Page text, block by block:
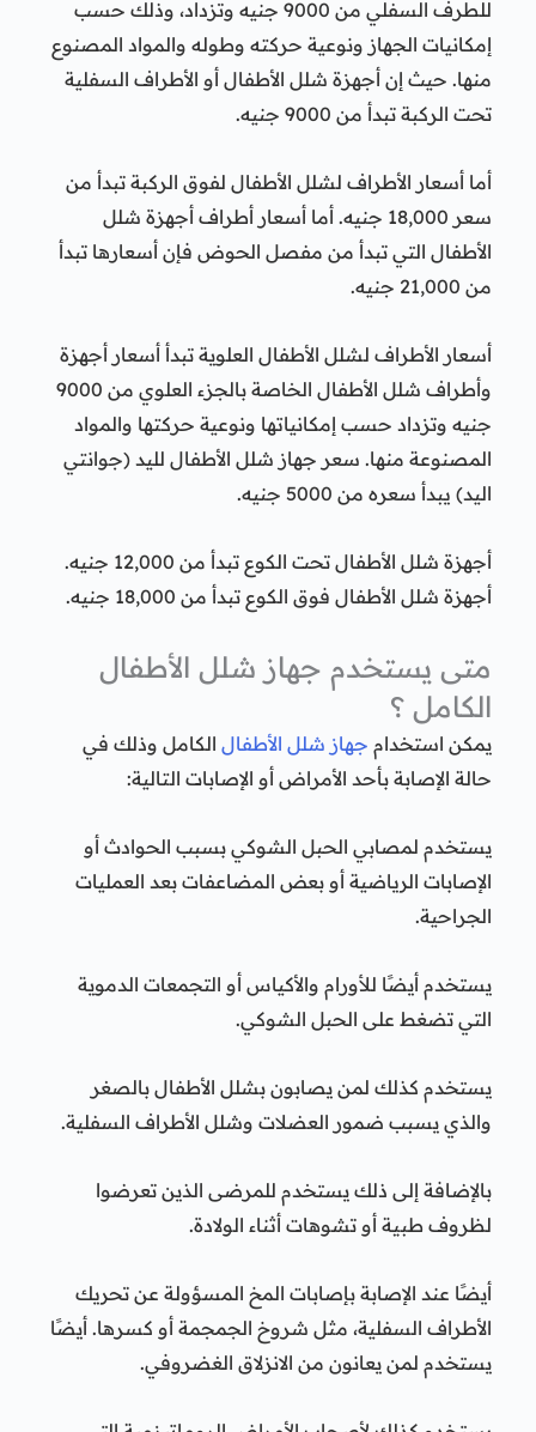
للطرف السفلي من 9000 جنيه وتزداد، وذلك حسب
إمكانيات الجهاز ونوعية حركته وطوله والمواد المصنوع
منها. حيث إن أجهزة شلل الأطفال أو الأطراف السفلية
تحت الركبة تبدأ من 9000 جنيه.
أما أسعار الأطراف لشلل الأطفال لفوق الركبة تبدأ من
سعر 18,000 جنيه. أما أسعار أطراف أجهزة شلل
الأطفال التي تبدأ من مفصل الحوض فإن أسعارها تبدأ
من 21,000 جنيه.
أسعار الأطراف لشلل الأطفال العلوية تبدأ أسعار أجهزة
وأطراف شلل الأطفال الخاصة بالجزء العلوي من 9000
جنيه وتزداد حسب إمكانياتها ونوعية حركتها والمواد
المصنوعة منها. سعر جهاز شلل الأطفال لليد (جوانتي
اليد) يبدأ سعره من 5000 جنيه.
أجهزة شلل الأطفال تحت الكوع تبدأ من 12,000 جنيه.
أجهزة شلل الأطفال فوق الكوع تبدأ من 18,000 جنيه.
متى يستخدم جهاز شلل الأطفال
الكامل ؟
يمكن استخدام جهاز شلل الأطفالالكامل وذلك في
حالة الإصابة بأحد الأمراض أو الإصابات التالية:
يستخدم لمصابي الحبل الشوكي بسبب الحوادث أو
الإصابات الرياضية أو بعض المضاعفات بعد العمليات
الجراحية.
يستخدم أيضًا للأورام والأكياس أو التجمعات الدموية
التي تضغط على الحبل الشوكي.
يستخدم كذلك لمن يصابون بشلل الأطفال بالصغر
والذي يسبب ضمور العضلات وشلل الأطراف السفلية.
بالإضافة إلى ذلك يستخدم للمرضى الذين تعرضوا
لظروف طبية أو تشوهات أثناء الولادة.
أيضًا عند الإصابة بإصابات المخ المسؤولة عن تحريك
الأطراف السفلية، مثل شروخ الجمجمة أو كسرها. أيضًا
يستخدم لمن يعانون من الانزلاق الغضروفي.